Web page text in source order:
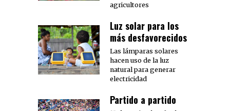
agricultores
Luz solar para los
más desfavorecidos
Las lámparas solares
hacen uso de la luz
natural para generar
electricidad
Partido a partido